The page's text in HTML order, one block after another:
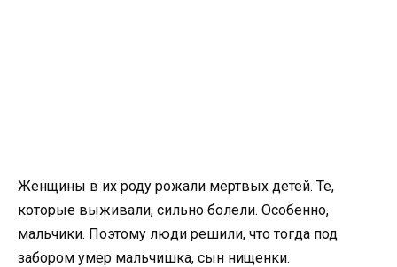
Женщины в их роду рожали мертвых детей. Те,
которые выживали, сильно болели. Особенно,
мальчики. Поэтому люди решили, что тогда под
забором умер мальчишка, сын нищенки.